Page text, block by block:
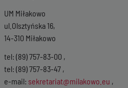
UM Miłakowo
ul.Olsztyńska 16,
14-310 Miłakowo
tel: (89) 757-83-00 ,
tel: (89) 757-83-47 ,
e-mail: sekretariat@milakowo.eu ,